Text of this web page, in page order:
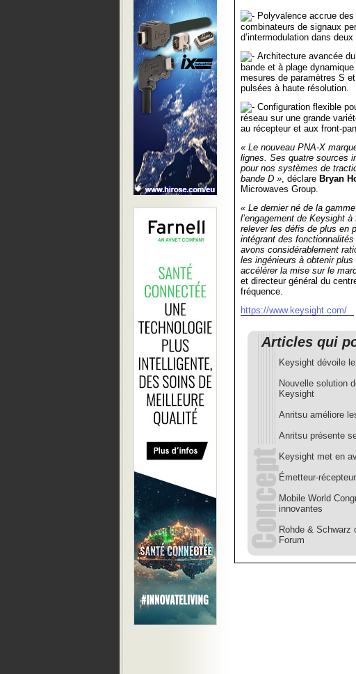
Polyvalence accrue
combinateurs de signaux
d’intermodulation dans
Architecture avancée
bande et à plage
mesures de paramètres S
pulsées à haute résolution.
Configuration flexible
réseau sur une grande
au récepteur et aux front-
« Le nouveau PNA-X
lignes. Ses quatre sources
pour nos systèmes de
bande D », déclare Bryan
Microwaves Group.
« Le dernier né de la
l’engagement de Keysight
relever les défis de plus en
intégrant des
avons considérablement
les ingénieurs à obtenir
accélérer la mise sur le
et directeur général du
fréquence.
https://www.keysight.com/
Articles qui
Keysight dévoile
Nouvelle solution
Keysight
Anritsu améliore
Anritsu présente
Keysight met en
Émetteur-
Mobile World
innovantes
Rohde & Schwarz
Forum